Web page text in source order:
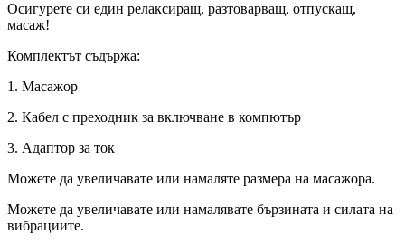
Осигурете си един релаксиращ, разтоварващ, отпускащ,
масаж!
Комплектът съдържа:
1. Масажор
2. Кабел с преходник за включване в компютър
3. Адаптор за ток
Можете да увеличавате или намаляте размера на масажора.
Можете да увеличавате или намалявате бързината и силата на
вибрациите.